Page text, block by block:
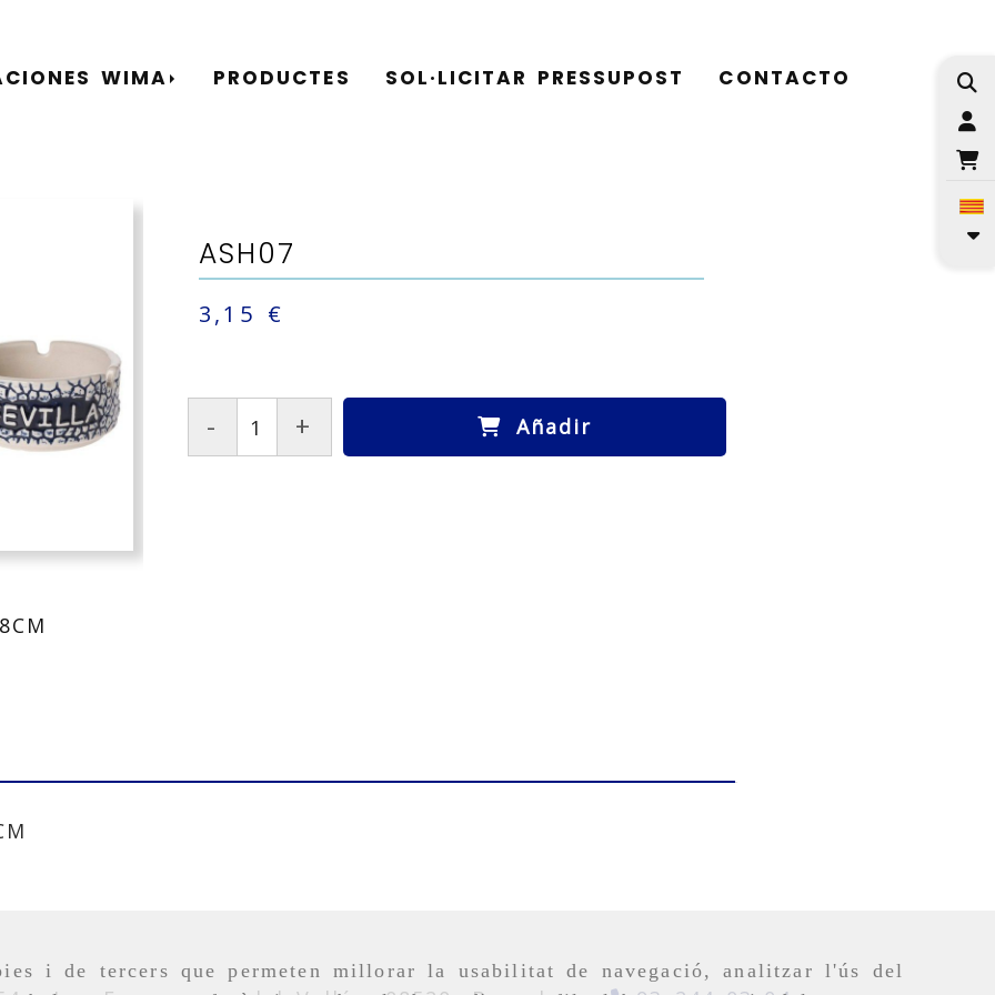
i de tercers que permeten millorar la usabilitat de navegació, analitzar l'ús del
WIMA PRODUCTES SOL·LICITAR PRESSUPOST CONTACTO
ASH07
3,15 €
- + Añadir